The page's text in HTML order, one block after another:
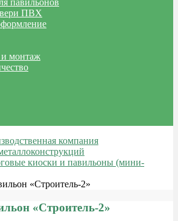
павильонов
ПВХ
и монтаж
компания
киоски и павильоны (мини-
«Строитель-2»
«Строитель-2»